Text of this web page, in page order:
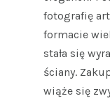
fotografię
formacie
stała się
ściany.
wiąże się